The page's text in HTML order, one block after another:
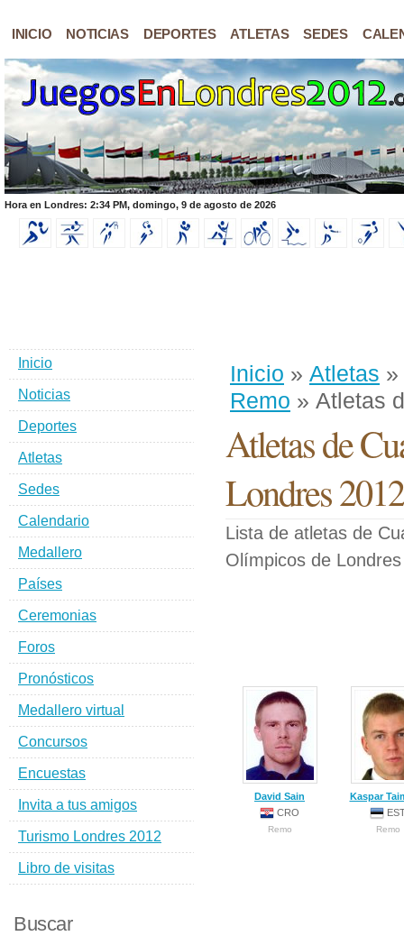
INICIO NOTICIAS DEPORTES ATLETAS SEDES
Hora en Londres: 2:34 PM, domingo, 9 de agosto de 2026
Inicio » Atletas »
Remo » Atletas
Atletas de
Londres 2012
Lista de atletas de
Olímpicos de
David Sain
CRO
Remo
Kaspar
Remo
Inicio
Noticias
Deportes
Atletas
Sedes
Calendario
Medallero
Países
Ceremonias
Foros
Pronósticos
Medallero virtual
Concursos
Encuestas
Invita a tus amigos
Turismo Londres 2012
Libro de visitas
Buscar